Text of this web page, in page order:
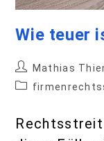
Wie teuer
Mathias